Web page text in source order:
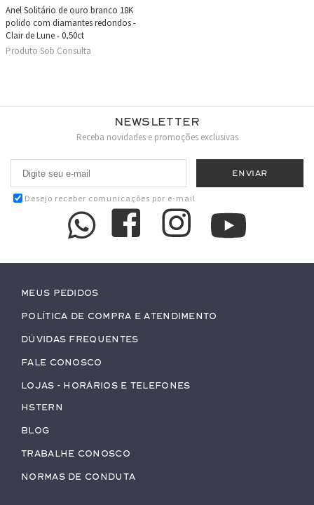
Anel Solitário de ouro branco 18K
polido com diamantes redondos -
Clair de Lune - 0,50ct
Produto Sob Consulta
Newsletter
Receba novidades e promoções exclusivas
Desejo receber comunicações por e-mail
Meus pedidos
Política de Compra e Atendimento
Dúvidas Frequentes
Fale conosco
Lojas - Horários e Telefones
HStern
Blog
Trabalhe conosco
Normas de Conduta